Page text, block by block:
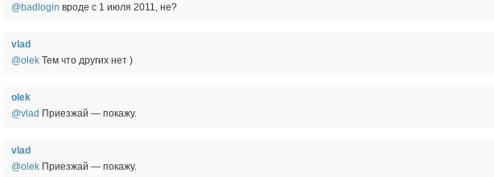
@badlogin вроде с 1 июля 2011, не?
vlad
@olek Тем что других нет )
olek
@vlad Приезжай — покажу.
vlad
@olek Приезжай — покажу.